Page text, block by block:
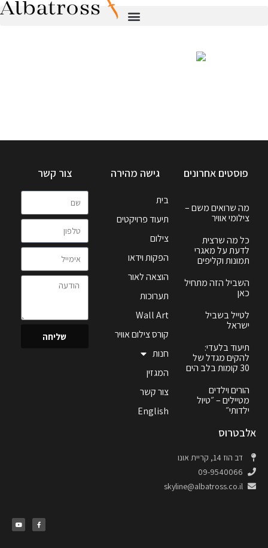
פוסטים אחרונים
מה שרואים משם –
צילומי אוויר
כל מה שרצית
לדעת על מאגרי
תמונות וקליפים
השביל הזה מתחיל
כאן
לטייל בשביל
ישראל
תיעוד בלעדי:
להקים מגדל של
30 קומות בלב הים
הורים וילדים
מטיילים – ״טיול
ילדותי״
גישה מהירה
בית
תיעוד פרויקטים
צילום
הפקות וידאו
הוצאה לאור
תערוכות
Wall Art
קורס צילום אוויר
חנות
המגזין
צור קשר
English
צור קשר
שליחה
אלבטרוס
דב הוז 14, קריית אונו
09-9540066
skyline@albatross.co.il